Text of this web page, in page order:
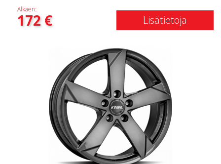
Alkaen:
172€ Lisätietoja